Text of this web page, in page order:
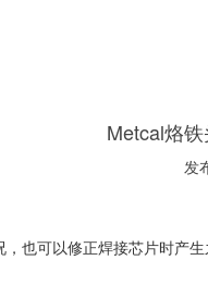
Metcal烙
发
也可以修正焊接芯片时产生